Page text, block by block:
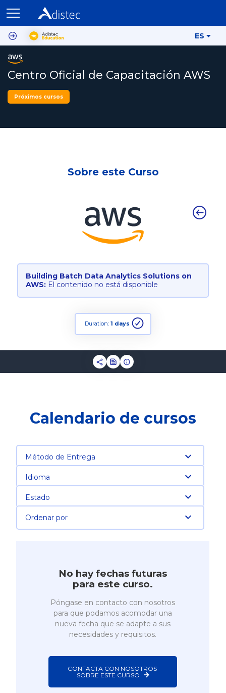
ES
Centro Oficial de Capacitación AWS
Próximos cursos
Sobre este Curso
Building Batch Data Analytics Solutions on
AWS: El contenido no está disponible
Duration: 1 days
Calendario de cursos
Método de Entrega
Idioma
Estado
Ordenar por
No hay fechas futuras
para este curso.
Póngase en contacto con nosotros
para que podamos acomodar una
nueva fecha que se adapte a sus
necesidades y requisitos.
CONTACTA CON NOSOTROS
SOBRE ESTE CURSO